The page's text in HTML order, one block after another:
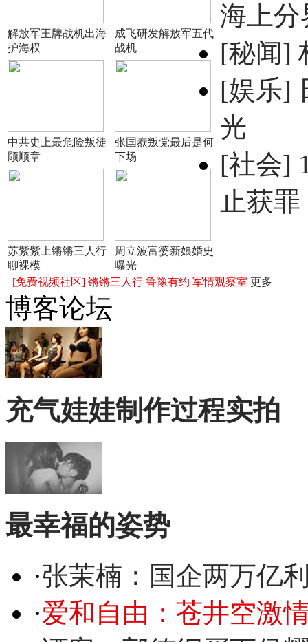
解放军王牌战机出海
护海权
成飞研发解放军五代
战机
中共史上最危险叛徒
顾顺章
张国焘叛党最后是何
下场
苏紫紫上锵锵三人行
聊裸模
周立波富婆新娘婚史
曝光
海上分
[秘闻]
[娱乐]
光
[社会]
止获罪
[免费视频社区] 锵锵三人行 鲁豫有约 军情观察室 更多
博客论坛
充气娃娃制作过程实拍
最幸福的姿势
·张茉楠：国企两万亿
·爱和自由：苍井空激